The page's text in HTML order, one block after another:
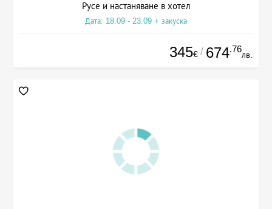
Русе и настаняване в хотел
Дата: 18.09 - 23.09 + закуска
345€ / 674.76
лв.